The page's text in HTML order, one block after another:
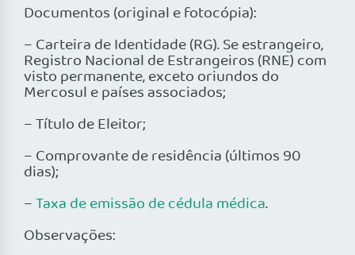
Documentos (original e fotocópia):
– Carteira de Identidade (RG). Se estrangeiro,
Registro Nacional de Estrangeiros (RNE) com
visto permanente, exceto oriundos do
Mercosul e países associados;
– Título de Eleitor;
– Comprovante de residência (últimos 90
dias);
–Taxa de emissão de cédula médica.
Observações: